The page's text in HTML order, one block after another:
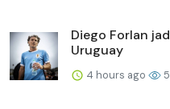
Diego Forlan
Uruguay
4 hours ago 5